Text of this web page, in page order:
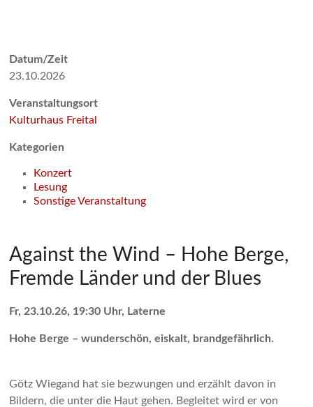
Datum/Zeit
23.10.2026
Veranstaltungsort
Kulturhaus Freital
Kategorien
Konzert
Lesung
Sonstige Veranstaltung
Against the Wind – Hohe Berge,
Fremde Länder und der Blues
Fr, 23.10.26, 19:30 Uhr, Laterne
Hohe Berge – wunderschön, eiskalt, brandgefährlich.
Götz Wiegand hat sie bezwungen und erzählt davon in
Bildern, die unter die Haut gehen. Begleitet wird er von